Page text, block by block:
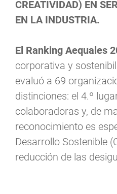
CREATIVIDAD) EN
EN LA INDUSTRIA.
El Ranking Aequales
corporativa y
evaluó a 69
distinciones: el 4.º
colaboradoras y, de
reconocimiento es
Desarrollo Sostenible
reducción de las